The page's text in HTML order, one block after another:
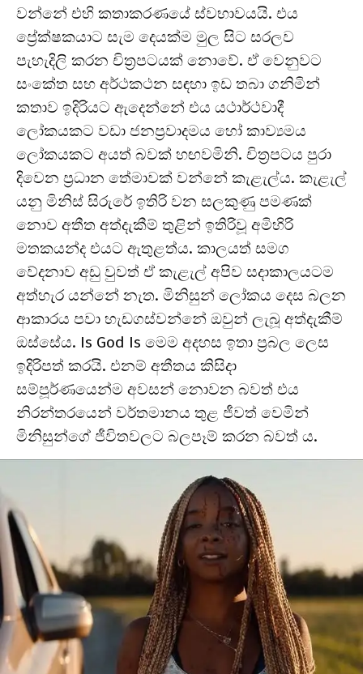
වන්නේ එහි කතාකරණයේ ස්වභාවයයි. එය
ප්‍රේක්ෂකයාට සැම දෙයක්ම මුල සිට සරලව
පැහැදිලි කරන චිත්‍රපටයක් නොවේ. ඒ වෙනුවට
සංකේත සහ අර්ථකථන සඳහා ඉඩ තබා ගනිමින්
කතාව ඉදිරියට ඇදෙන්නේ එය යථාර්ථවාදී
ලෝකයකට වඩා ජනප්‍රවාදමය හෝ කාව්‍යමය
ලෝකයකට අයත් බවක් හඟවමිනි. චිත්‍රපටය පුරා
දිවෙන ප්‍රධාන තේමාවක් වන්නේ කැළැල්ය. කැළැල්
යනු මිනිස් සිරුරේ ඉතිරි වන සලකුණු පමණක්
නොව අතීත අත්දැකීම් තුළින් ඉතිරිවූ අමිහිරි
මතකයන්ද එයට ඇතුළත්ය. කාලයත් සමග
වේදනාව අඩු වුවත් ඒ කැළැල් අපිව සදාකාලයටම
අත්හැර යන්නේ නැත. මිනිසුන් ලෝකය දෙස බලන
ආකාරය පවා හැඩගස්වන්නේ ඔවුන් ලැබූ අත්දැකීම්
ඔස්සේය. Is God Is මෙම අදහස ඉතා ප්‍රබල ලෙස
ඉදිරිපත් කරයි. එනම් අතීතය කිසිදා
සම්පූර්ණයෙන්ම අවසන් නොවන බවත් එය
නිරන්තරයෙන් වර්තමානය තුළ ජීවත් වෙමින්
මිනිසුන්ගේ ජීවිතවලට බලපෑම් කරන බවත් ය.